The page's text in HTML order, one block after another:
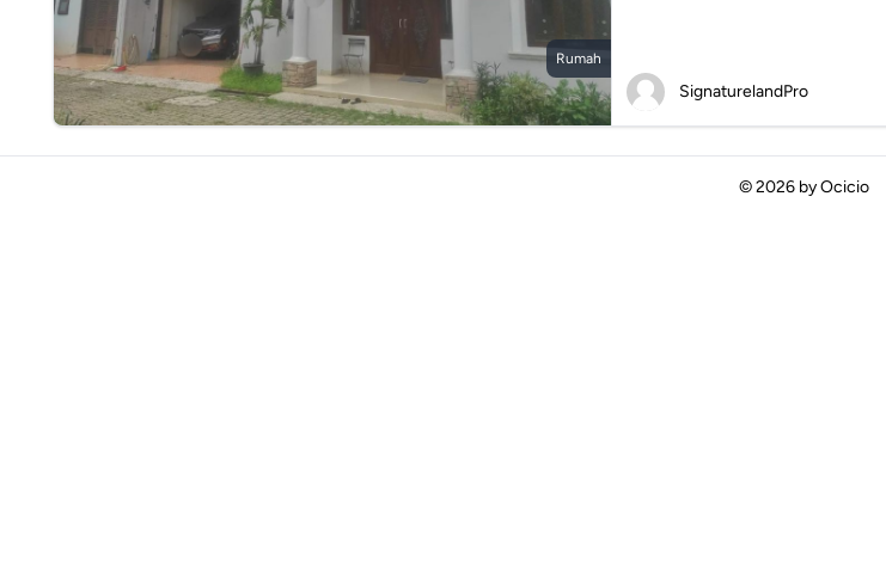
Rumah
SignaturelandPro
© 2026 byOcicio